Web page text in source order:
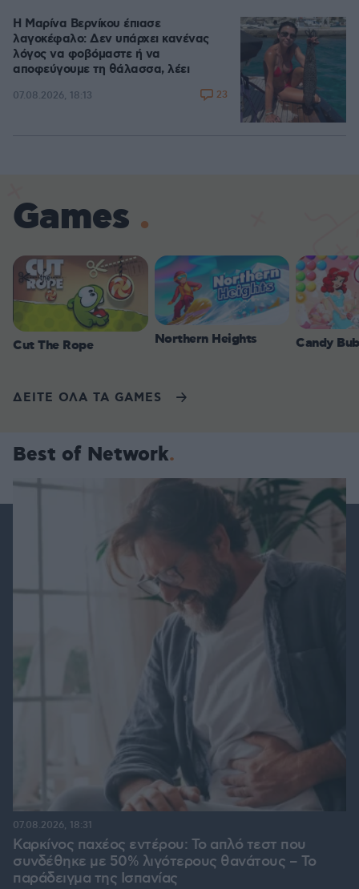
Η Μαρίνα Βερνίκου έπιασε
λαγοκέφαλο: Δεν υπάρχει κανένας
λόγος να φοβόμαστε ή να
αποφεύγουμε τη θάλασσα, λέει
07.08.2026, 18:13 23
Games
Cut The Rope Northern Heights Candy
ΔΕΙΤΕ ΟΛΑ ΤΑ GAMES
Best of Network
Καρκίνος παχέος εντέρου: Το απλό τεστ που
συνδέθηκε με 50% λιγότερους θανάτους – Το
παράδειγμα της Ισπανίας
07.08.2026, 18:31